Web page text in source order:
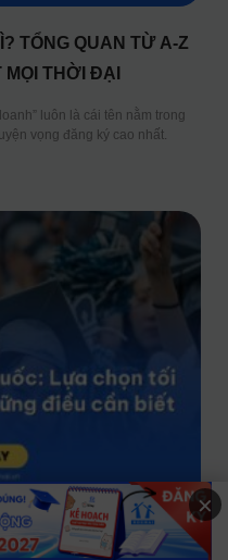
TỔNG QUAN TỪ A-Z
THỜI ĐẠI
luôn là cái tên nằm trong
vọng đăng ký cao nhất.
×